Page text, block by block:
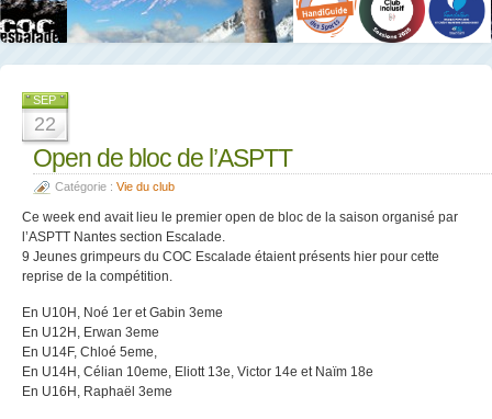
La salle et le mur
SEP
22
Open de bloc de l’ASPTT
Catégorie : Vie du club
Ce week end avait lieu le premier open de bloc de la saison organisé par
l’ASPTT Nantes section Escalade.
9 Jeunes grimpeurs du COC Escalade étaient présents hier pour cette
reprise de la compétition.
En U10H, Noé 1er et Gabin 3eme
En U12H, Erwan 3eme
En U14F, Chloé 5eme,
En U14H, Célian 10eme, Eliott 13e, Victor 14e et Naïm 18e
En U16H, Raphaël 3eme